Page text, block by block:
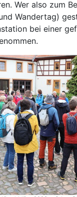
Wer also zum
Wandertag)
bei einer